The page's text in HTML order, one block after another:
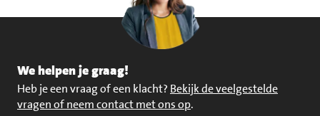
We helpen je graag!
Heb je een vraag of een klacht? Bekijk de veelgestelde
vragen of neem contact met ons op.